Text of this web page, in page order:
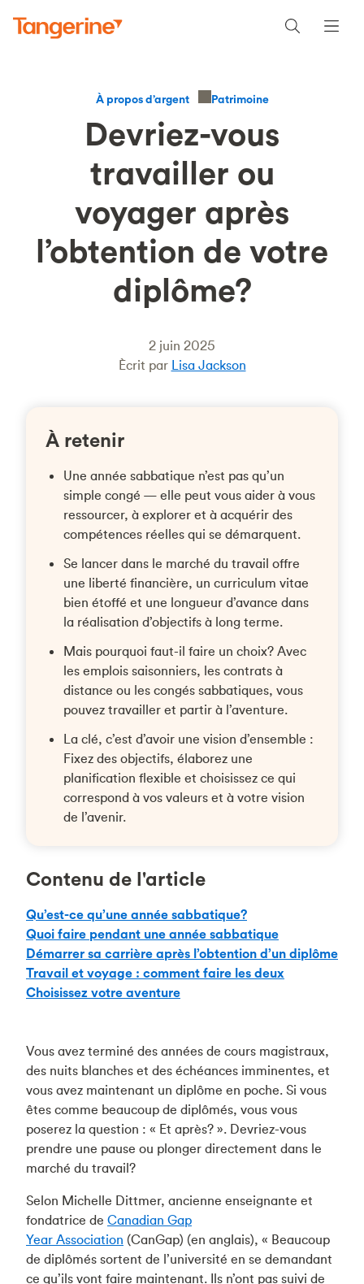
À propos d’argent Patrimoine
Devriez-vous
travailler ou
voyager après
l’obtention de votre
diplôme?
2 juin 2025
Ècrit par Lisa Jackson
À retenir
Une année sabbatique n’est pas qu’un
simple congé — elle peut vous aider à vous
ressourcer, à explorer et à acquérir des
compétences réelles qui se démarquent.
Se lancer dans le marché du travail offre
une liberté financière, un curriculum vitae
bien étoffé et une longueur d’avance dans
la réalisation d’objectifs à long terme.
Mais pourquoi faut-il faire un choix? Avec
les emplois saisonniers, les contrats à
distance ou les congés sabbatiques, vous
pouvez travailler et partir à l’aventure.
La clé, c’est d’avoir une vision d’ensemble :
Fixez des objectifs, élaborez une
planification flexible et choisissez ce qui
correspond à vos valeurs et à votre vision
de l’avenir.
Contenu de l'article
Qu’est-ce qu’une année sabbatique?
Quoi faire pendant une année sabbatique
Démarrer sa carrière après l’obtention d’un diplôme
Travail et voyage : comment faire les deux
Choisissez votre aventure
Vous avez terminé des années de cours magistraux,
des nuits blanches et des échéances imminentes, et
vous avez maintenant un diplôme en poche. Si vous
êtes comme beaucoup de diplômés, vous vous
poserez la question : « Et après? ». Devriez-vous
prendre une pause ou plonger directement dans le
marché du travail?
Selon Michelle Dittmer, ancienne enseignante et
fondatrice de Canadian Gap
Year Association (CanGap) (en anglais), « Beaucoup
de diplômés sortent de l’université en se demandant
ce qu’ils vont faire maintenant. Ils n’ont pas suivi de